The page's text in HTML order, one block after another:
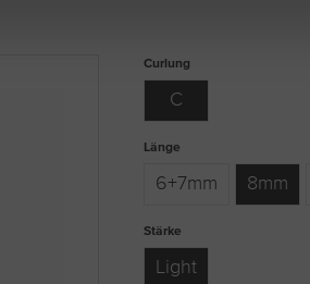
Curlung
C
Länge
6+7mm 8mm
Stärke
Light